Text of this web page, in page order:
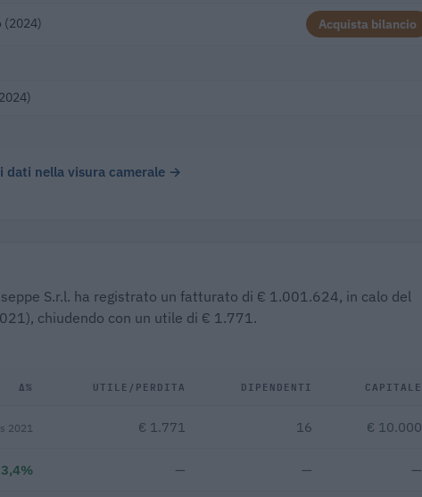
(2024) Acquista bilancio
dati nella visura camerale →
S.r.l. ha registrato un fatturato di € 1.001.624, in calo del
chiudendo con un utile di € 1.771.
Δ% UTILE/PERDITA DIPENDENTI CAPITALE
2021 € 1.771 16 € 10.000
— — —